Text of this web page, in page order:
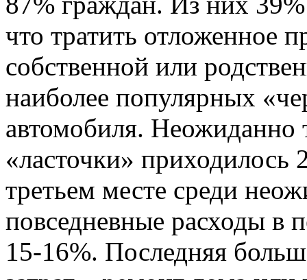
что тратить отложенное
собственной или
наиболее популярных
автомобиля. Неожиданно
«ласточки»
третьем месте среди
повседневные расходы в
15-16%. Последняя